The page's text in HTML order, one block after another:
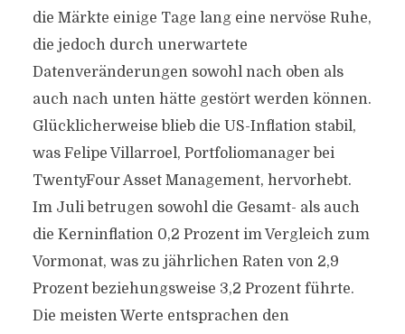
die Märkte einige Tage lang eine nervöse Ruhe,
die jedoch durch unerwartete
Datenveränderungen sowohl nach oben als
auch nach unten hätte gestört werden können.
Glücklicherweise blieb die US-Inflation stabil,
was Felipe Villarroel, Portfoliomanager bei
TwentyFour Asset Management, hervorhebt.
Im Juli betrugen sowohl die Gesamt- als auch
die Kerninflation 0,2 Prozent im Vergleich zum
Vormonat, was zu jährlichen Raten von 2,9
Prozent beziehungsweise 3,2 Prozent führte.
Die meisten Werte entsprachen den